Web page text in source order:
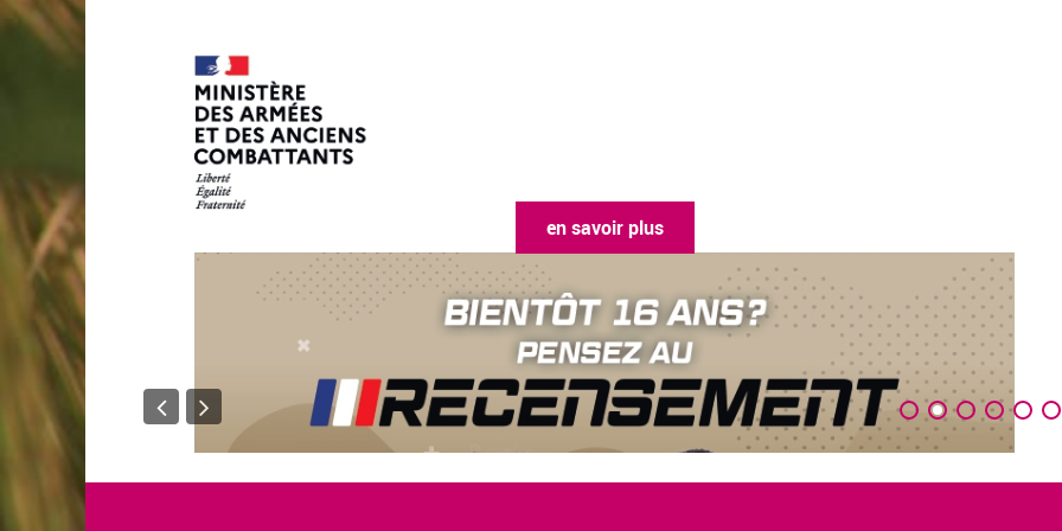
en savoir plus